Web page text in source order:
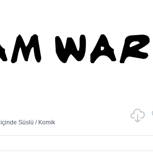
içinde Süslü / Komik